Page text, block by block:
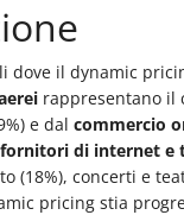
dove il dynamic
rappresentano il
e dal commercio
fornitori di internet e
concerti e
pricing stia